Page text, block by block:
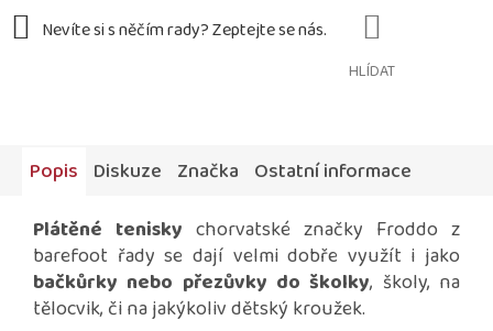
HLÍDAT
Popis Diskuze Značka Ostatní informace
Plátěné tenisky chorvatské značky Froddo z
barefoot řady se dají velmi dobře využít i jako
bačkůrky nebo přezůvky do školky, školy, na
tělocvik, či na jakýkoliv dětský kroužek.